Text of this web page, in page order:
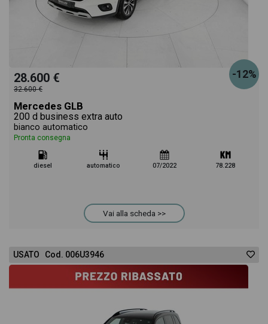
-12%
28.600 €
32.600 €
Mercedes GLB
200 d business extra auto
bianco automatico
Pronta consegna
diesel automatico 07/2022 78.228
Vai alla scheda >>
USATO Cod. 006U3946